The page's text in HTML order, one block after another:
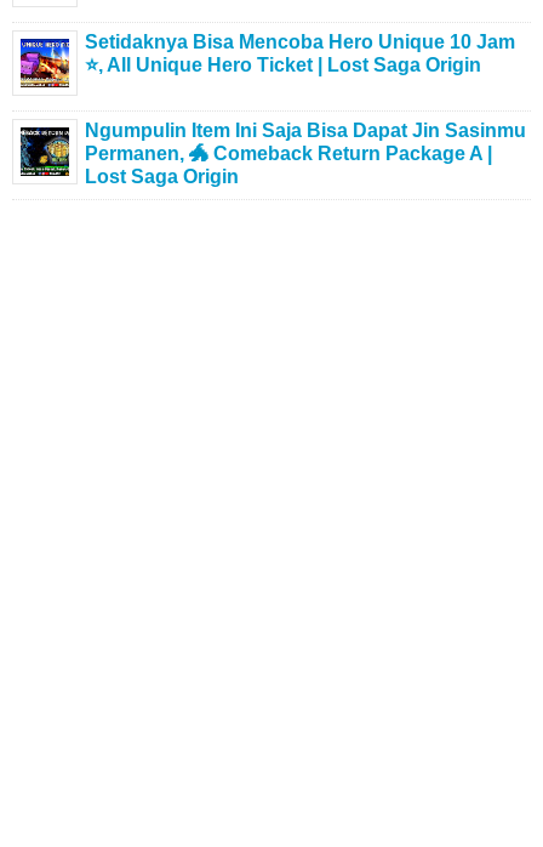
Setidaknya Bisa Mencoba Hero Unique 10 Jam
⭐, All Unique Hero Ticket | Lost Saga Origin
Ngumpulin Item Ini Saja Bisa Dapat Jin Sasinmu
Permanen, 🐲 Comeback Return Package A |
Lost Saga Origin